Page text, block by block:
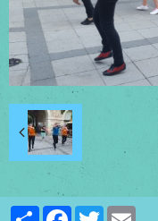
PartagerFacebook
Twitter